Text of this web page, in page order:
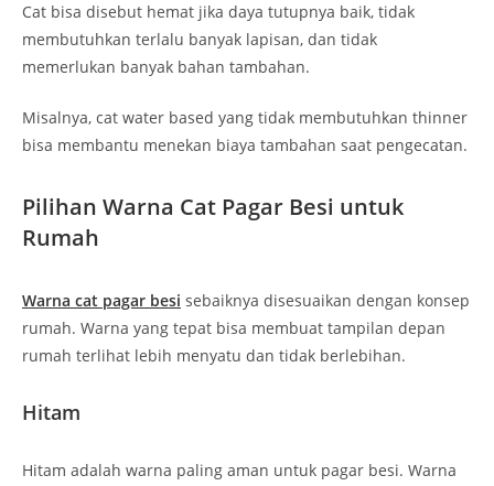
Cat bisa disebut hemat jika daya tutupnya baik, tidak
membutuhkan terlalu banyak lapisan, dan tidak
memerlukan banyak bahan tambahan.
Misalnya, cat water based yang tidak membutuhkan thinner
bisa membantu menekan biaya tambahan saat pengecatan.
Pilihan Warna Cat Pagar Besi untuk
Rumah
Warna cat pagar besi sebaiknya disesuaikan dengan konsep
rumah. Warna yang tepat bisa membuat tampilan depan
rumah terlihat lebih menyatu dan tidak berlebihan.
Hitam
Hitam adalah warna paling aman untuk pagar besi. Warna